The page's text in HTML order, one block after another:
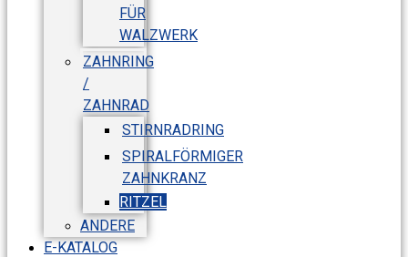
FÜR
WALZWERK
ZAHNRING
/
ZAHNRAD
STIRNRADRING
SPIRALFÖRMIGER
ZAHNKRANZ
RITZEL
ANDERE
E-KATALOG